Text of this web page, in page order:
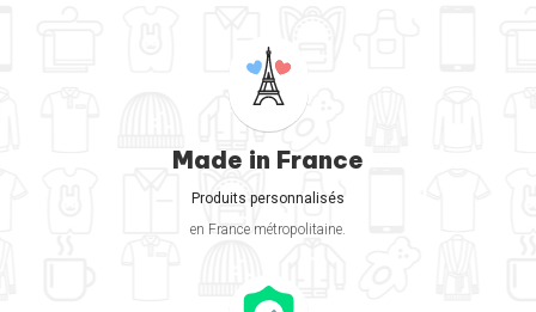
Made in France
Produits personnalisés
en France métropolitaine.